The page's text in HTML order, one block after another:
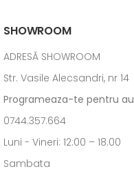
SHOWROOM
ADRESĂ SHOWROOM
Str. Vasile Alecsandri, nr 14
Programeaza-te pentru
0744.357.664
Luni - Vineri: 12:00 – 18.00
Sambata